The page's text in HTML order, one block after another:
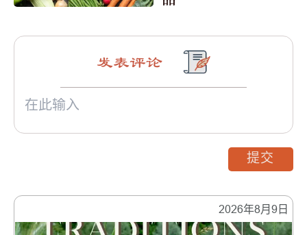
2026年8月9日
发表评论
提交